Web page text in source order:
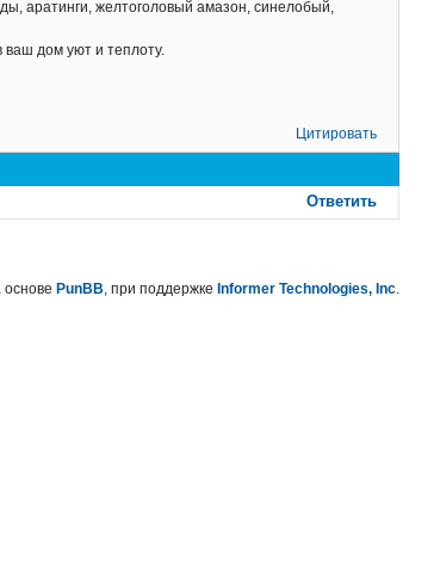
аратинги, желтоголовый амазон, синелобый,
дом уют и теплоту.
Цитировать
Ответить
основе PunBB, при поддержке Informer Technologies, Inc.